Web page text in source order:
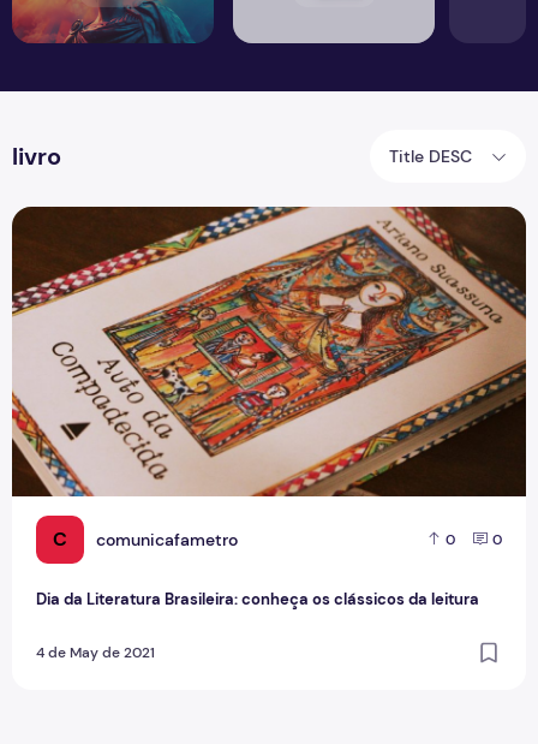
livro Title DESC
C comunicafametro 0 0
Dia da Literatura Brasileira: conheça os clássicos da leitura
4 de May de 2021
Dia da Literatura Brasileira: conheça os clássicos da leitura